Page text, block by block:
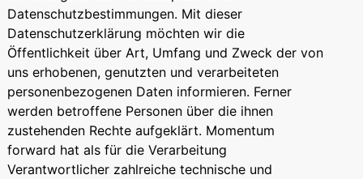
Datenschutzbestimmungen. Mit dieser
Datenschutzerklärung möchten wir die
Öffentlichkeit über Art, Umfang und Zweck der von
uns erhobenen, genutzten und verarbeiteten
personenbezogenen Daten informieren. Ferner
werden betroffene Personen über die ihnen
zustehenden Rechte aufgeklärt. Momentum
forward hat als für die Verarbeitung
Verantwortlicher zahlreiche technische und